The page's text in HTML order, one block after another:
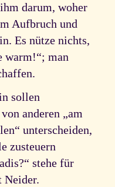
darum, woher
Aufbruch und
Es nütze nichts,
warm!“; man
sollen
anderen „am
unterscheiden,
zusteuern
stehe für
Neider.